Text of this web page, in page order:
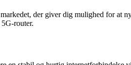
der giver dig mulighed for
router.